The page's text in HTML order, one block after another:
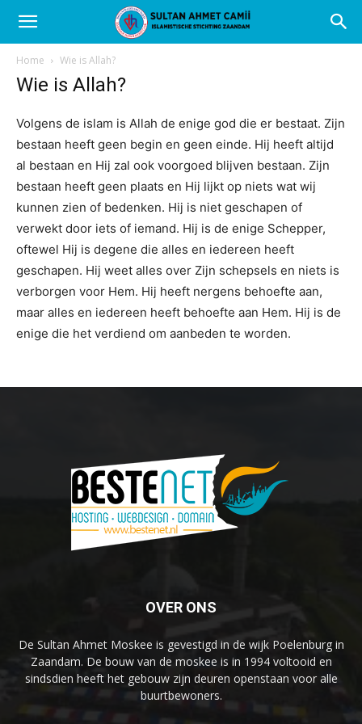
Home Wie is Allah?
Wie is Allah?
Volgens de islam is Allah de enige god die er bestaat. Zijn
bestaan heeft geen begin en geen einde. Hij heeft altijd
al bestaan en Hij zal ook voorgoed blijven bestaan. Zijn
bestaan heeft geen plaats en Hij lijkt op niets wat wij
kunnen zien of bedenken. Hij is niet geschapen of
verwekt door iets of iemand. Hij is de enige Schepper,
oftewel Hij is degene die alles en iedereen heeft
geschapen. Hij weet alles over Zijn schepsels en niets is
verborgen voor Hem. Hij heeft nergens behoefte aan,
maar alles en iedereen heeft behoefte aan Hem. Hij is de
enige die het verdiend om aanbeden te worden.
OVER ONS
De Sultan Ahmet Moskee is gevestigd in de wijk Poelenburg in
Zaandam. De bouw van de moskee is in 1994 voltooid en
sindsdien heeft het gebouw zijn deuren openstaan voor alle
buurtbewoners.